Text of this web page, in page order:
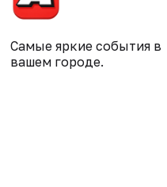
Самые яркие события в
вашем городе.